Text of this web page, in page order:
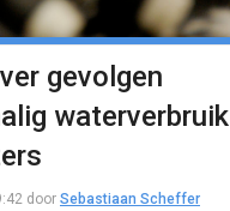
gevolgen
waterverbruik
door Sebastiaan Scheffer